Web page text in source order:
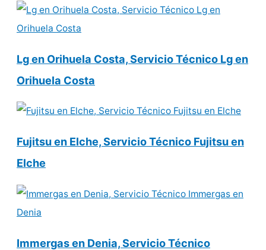
Lg en Orihuela Costa, Servicio Técnico Lg en
Orihuela Costa
Fujitsu en Elche, Servicio Técnico Fujitsu en
Elche
Immergas en Denia, Servicio Técnico